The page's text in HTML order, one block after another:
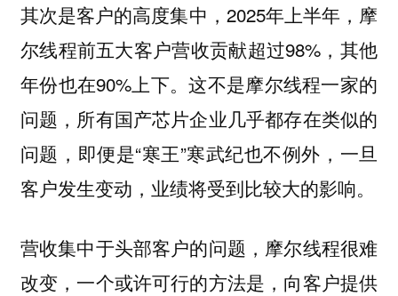
其次是客户的高度集中，2025年上半年，摩
尔线程前五大客户营收贡献超过98%，其他
年份也在90%上下。这不是摩尔线程一家的
问题，所有国产芯片企业几乎都存在类似的
问题，即便是“寒王”寒武纪也不例外，一旦
客户发生变动，业绩将受到比较大的影响。
营收集中于头部客户的问题，摩尔线程很难
改变，一个或许可行的方法是，向客户提供